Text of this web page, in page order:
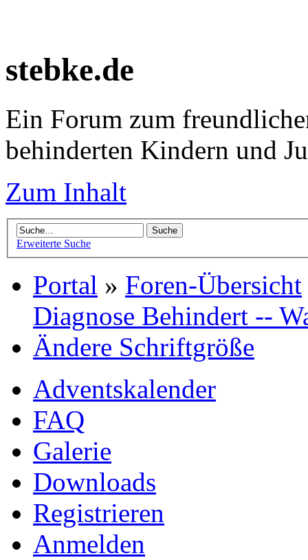
stebke.de
Ein Forum zum
behinderten Kindern und
Zum Inhalt
Erweiterte Suche
Portal » Foren-Übersicht
Diagnose Behindert --
Ändere Schriftgröße
Adventskalender
FAQ
Galerie
Downloads
Registrieren
Anmelden